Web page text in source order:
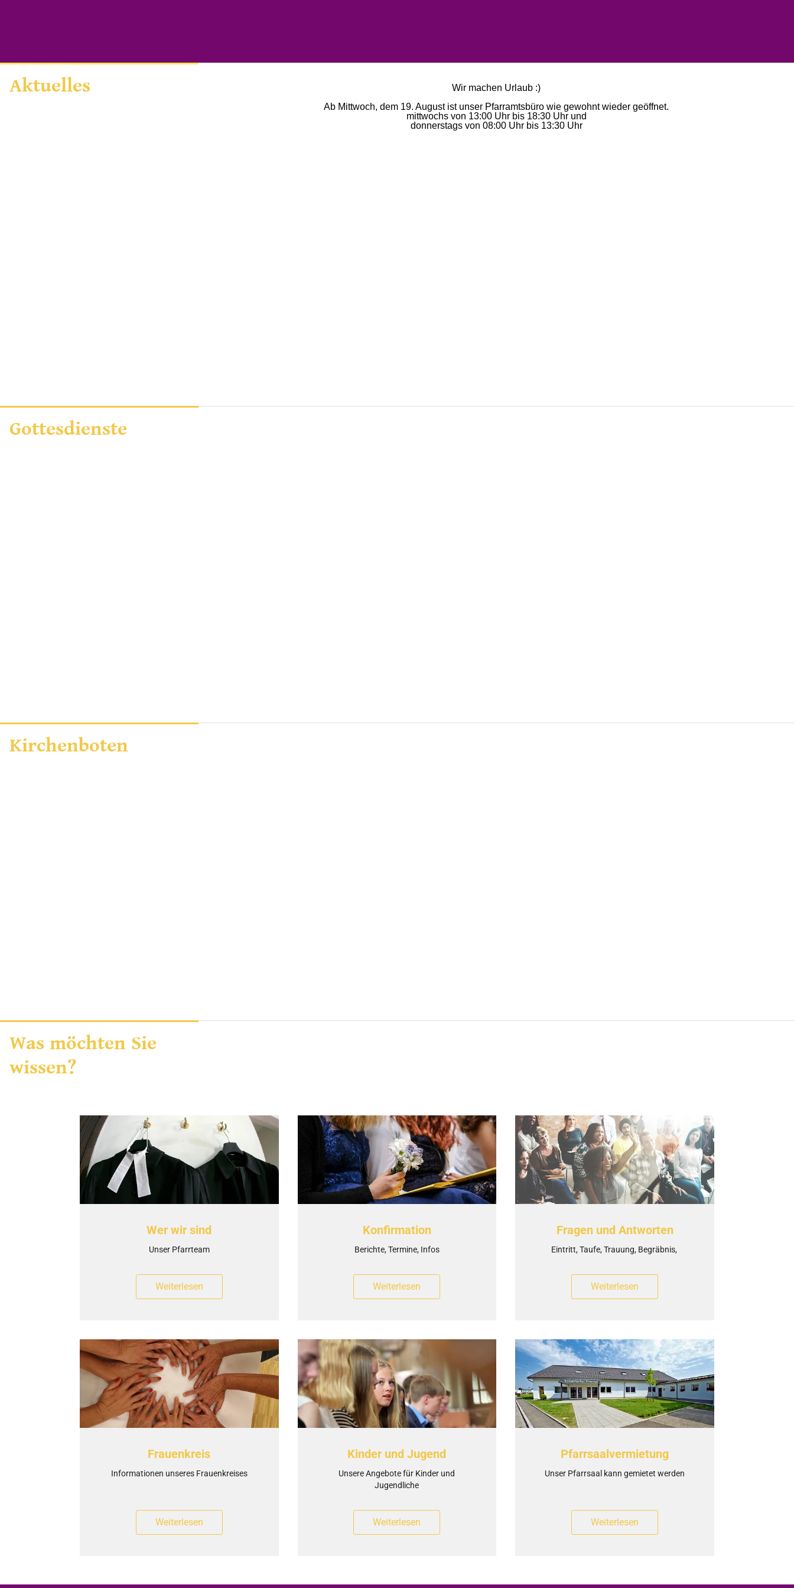
Aktuelles
Wir machen Urlaub :)
Ab Mittwoch, dem 19. August ist unser Pfarramtsbüro wie gewohnt wieder geöffnet.
mittwochs von 13:00 Uhr bis 18:30 Uhr und
donnerstags von 08:00 Uhr bis 13:30 Uhr
Gottesdienste
Kirchenboten
Was möchten Sie
wissen?
Wer wir sind
Unser Pfarrteam
Weiterlesen
Konfirmation
Berichte, Termine, Infos
Weiterlesen
Fragen und Antworten
Eintritt, Taufe, Trauung, Begräbnis,
Weiterlesen
Frauenkreis
Informationen unseres Frauenkreises
Weiterlesen
Kinder und Jugend
Unsere Angebote für Kinder und
Jugendliche
Weiterlesen
Pfarrsaalvermietung
Unser Pfarrsaal kann gemietet werden
Weiterlesen